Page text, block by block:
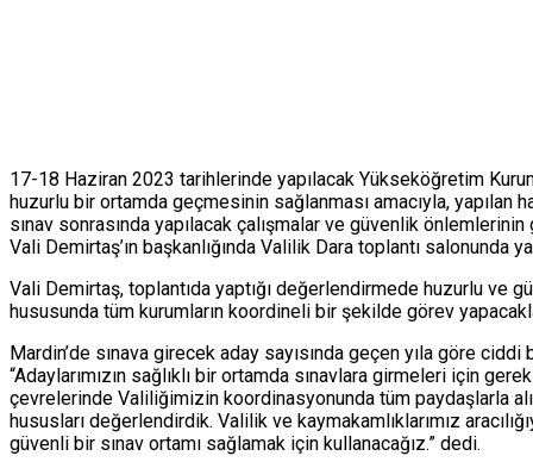
17-18 Haziran 2023 tarihlerinde yapılacak Yükseköğretim
huzurlu bir ortamda geçmesinin sağlanması amacıyla, yapılan
sınav sonrasında yapılacak çalışmalar ve güvenlik
Vali Demirtaş’ın başkanlığında Valilik Dara toplantı salonunda
Vali Demirtaş, toplantıda yaptığı değerlendirmede huzurlu ve
hususunda tüm kurumların koordineli bir şekilde görev
Mardin’de sınava girecek aday sayısında geçen yıla göre
“Adaylarımızın sağlıklı bir ortamda sınavlara girmeleri için
çevrelerinde Valiliğimizin koordinasyonunda tüm paydaşlarla
hususları değerlendirdik. Valilik ve kaymakamlıklarımız
güvenli bir sınav ortamı sağlamak için kullanacağız.” dedi.